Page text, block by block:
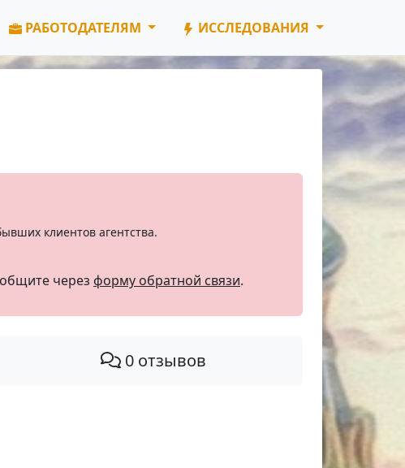
РАБОТОДАТЕЛЯМ ИССЛЕДОВАНИЯ
клиентов агентства.
через форму обратной связи.
0 отзывов